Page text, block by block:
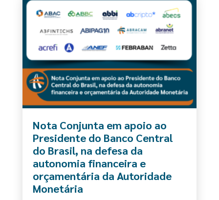
Nota Conjunta em apoio ao
Presidente do Banco Central
do Brasil, na defesa da
autonomia financeira e
orçamentária da Autoridade
Monetária